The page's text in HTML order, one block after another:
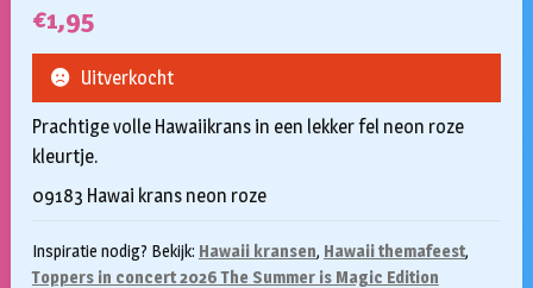
€1,95
Prachtige volle Hawaiikrans in een lekker fel neon roze
kleurtje.
09183 Hawai krans neon roze
Inspiratie nodig? Bekijk: Hawaii kransen, Hawaii themafeest,
Toppers in concert 2026 The Summer is Magic Edition
Uitverkocht